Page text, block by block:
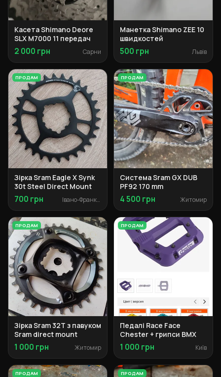
Касета Shimano Deore
SLX M7000 11 передач
2 000 грн Сарни
Манетка Shimano ZEE 10
швидкостей
500 грн Львів
ПРОДАМ
Зірка Sram Eagle X Synk
30t Steel Direct Mount
700 грн Івано-Франківськ
ПРОДАМ
Система Sram GX DUB
PF92 170 mm
4 500 грн Житомир
ПРОДАМ
Зірка Sram 32T з павуком
Sram direct mount
1 000 грн Житомир
ПРОДАМ
Педалі Race Face
Chester + грипси BMX
1 000 грн Київ
ПРОДАМ ПРОДАМ